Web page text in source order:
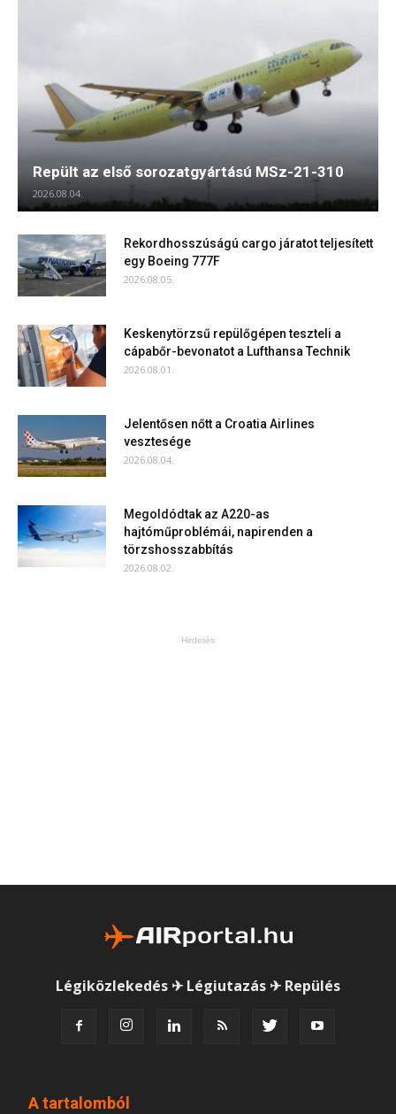
Repült az első sorozatgyártású MSz-21-310
2026.08.04.
Rekordhosszúságú cargo járatot teljesített
egy Boeing 777F
2026.08.05.
Keskenytörzsű repülőgépen teszteli a
cápabőr-bevonatot a Lufthansa Technik
2026.08.01.
Jelentősen nőtt a Croatia Airlines
vesztesége
2026.08.04.
Megoldódtak az A220-as
hajtóműproblémái, napirenden a
törzshosszabbítás
2026.08.02.
Hirdetés
Légiközlekedés ✈ Légiutazás ✈ Repülés
A tartalomból